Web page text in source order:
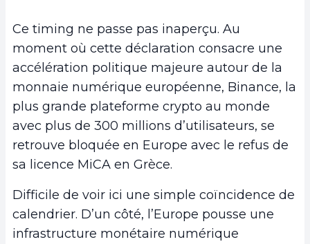
Ce timing ne passe pas inaperçu. Au
moment où cette déclaration consacre une
accélération politique majeure autour de la
monnaie numérique européenne, Binance, la
plus grande plateforme crypto au monde
avec plus de 300 millions d’utilisateurs, se
retrouve bloquée en Europe avec le refus de
sa licence MiCA en Grèce.
Difficile de voir ici une simple coïncidence de
calendrier. D’un côté, l’Europe pousse une
infrastructure monétaire numérique